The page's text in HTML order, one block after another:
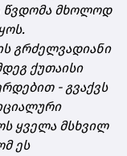
წვდომა მხოლოდ
გრძელვადიანი
ქუთაისი
- გვაქვს
ყველა მსხვილ
ეს